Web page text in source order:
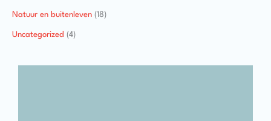
Natuur en buitenleven (18)
Uncategorized (4)